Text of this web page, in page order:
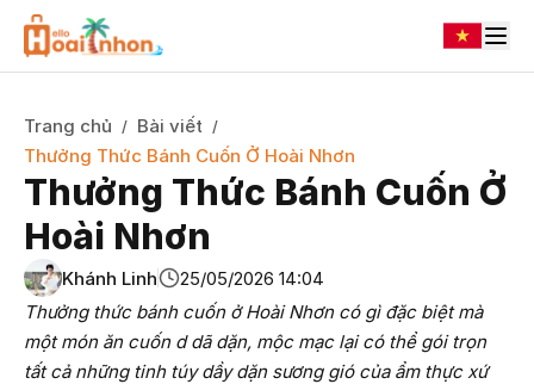
Trang chủ / Bài viết /
Thưởng Thức Bánh Cuốn Ở Hoài Nhơn
Thưởng Thức Bánh Cuốn Ở
Hoài Nhơn
Khánh Linh
25/05/2026 14:04
Thưởng thức bánh cuốn ở Hoài Nhơn có gì đặc biệt mà
một món ăn cuốn d dã dặn, mộc mạc lại có thể gói trọn
tất cả những tinh túy dầy dặn sương gió của ẩm thực xứ